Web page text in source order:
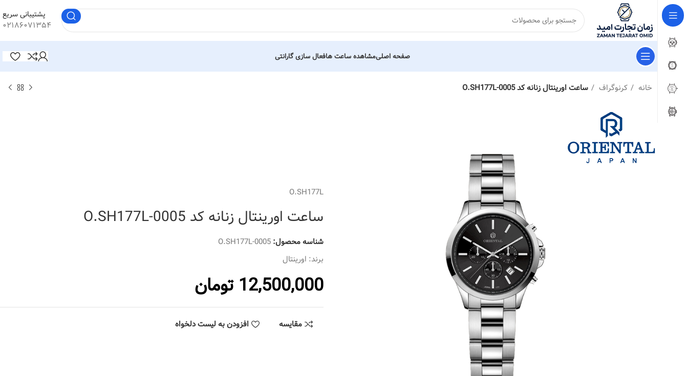
پشتیبانی سریع
۰۲۱۸۶۰۷۱۳۵۴
صفحه اصلیمشاهده ساعت هافعال سازی گارانتی
خانه کرنوگراف ساعت اورینتال زنانه کد O.SH177L-0005
O.SH177L
ساعت اورینتال زنانه کد O.SH177L-0005
شناسه محصول: O.SH177L-0005
برند: اورینتال
12,500,000 تومان
مقایسه افزودن به لیست دلخواه